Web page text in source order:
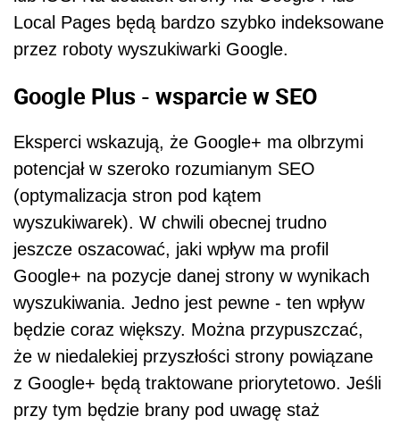
Local Pages będą bardzo szybko indeksowane
przez roboty wyszukiwarki Google.
Google Plus - wsparcie w SEO
Eksperci wskazują, że Google+ ma olbrzymi
potencjał w szeroko rozumianym SEO
(optymalizacja stron pod kątem
wyszukiwarek). W chwili obecnej trudno
jeszcze oszacować, jaki wpływ ma profil
Google+ na pozycje danej strony w wynikach
wyszukiwania. Jedno jest pewne - ten wpływ
będzie coraz większy. Można przypuszczać,
że w niedalekiej przyszłości strony powiązane
z Google+ będą traktowane priorytetowo. Jeśli
przy tym będzie brany pod uwagę staż